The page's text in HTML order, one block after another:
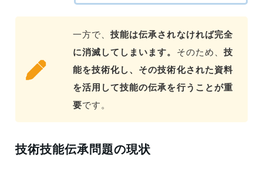
一方で、技能は伝承されなければ完全
に消滅してしまいます。 そのため、 技
能を技術化し、その技術化された資料
を活用して技能の伝承を行うことが重
要です。
技術技能伝承問題の現状